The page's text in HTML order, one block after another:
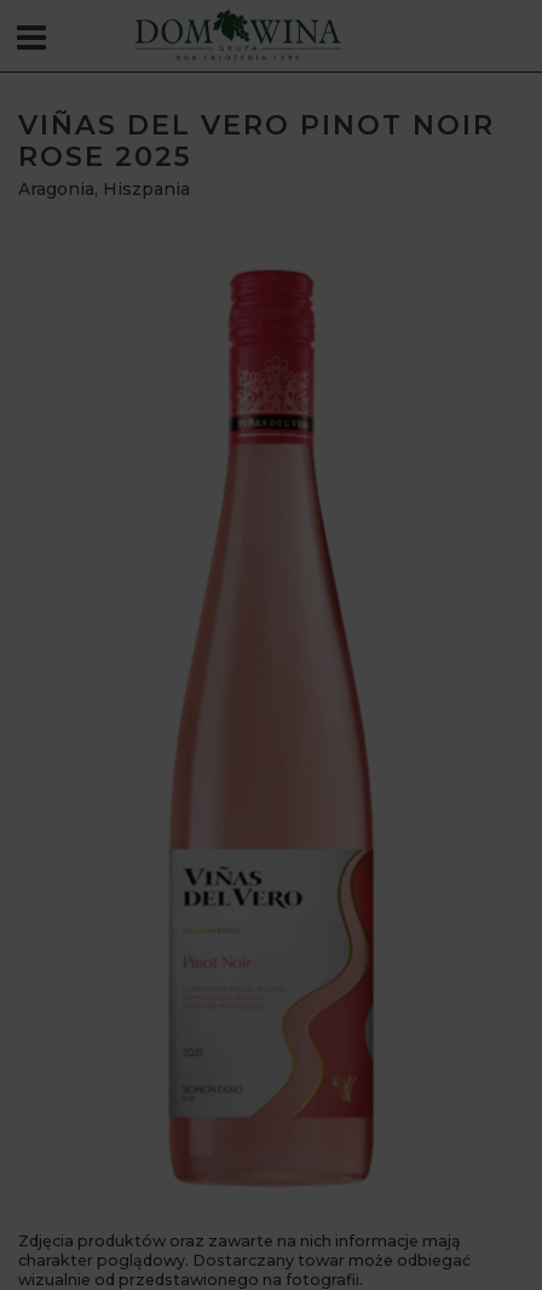
VIÑAS DEL VERO PINOT NOIR
ROSE 2025
Aragonia, Hiszpania
Zdjęcia produktów oraz zawarte na nich informacje mają
charakter poglądowy. Dostarczany towar może odbiegać
wizualnie od przedstawionego na fotografii.